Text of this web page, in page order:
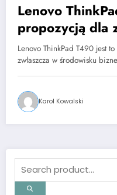
Lenovo
propozycją dla
biznesowych
Lenovo ThinkPad T490 jest
zwłaszcza w środowisku
Karol Kowalski